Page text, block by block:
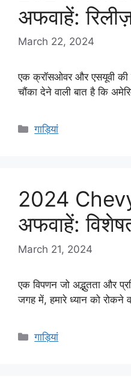
अफवाहें:
March 22, 2024
एक क्रॉसओवर और एसयूवी की
चौंका देने वाली बात है कि
Categories
गाड़ियां
2024
अफवाहें:
March 21, 2024
एक विपणन जो अद्भुतता और
जगह में, हमारे ध्यान को रोकने
Categories
गाड़ियां